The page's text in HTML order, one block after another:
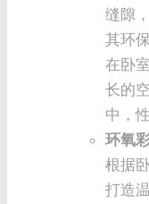
缝隙
其环
在卧
长的
中，
环氧
根据
打造